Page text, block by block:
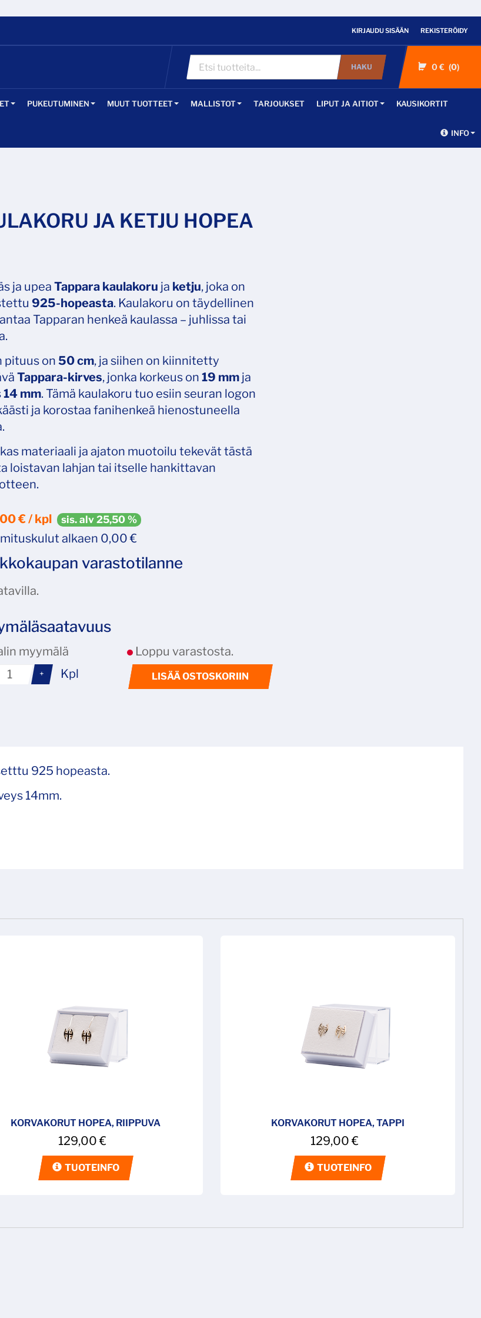
KIRJAUDU SISÄÄN REKISTERÖIDY
HAKU 0 € 0
PUKEUTUMINEN MUUT TUOTTEET MALLISTOT TARJOUKSET LIPUT JA AITIOT KAUSIKORTIT
INFO
JA KETJU HOPEA
ja upea Tappara kaulakoru ja ketju, joka on
925-hopeasta. Kaulakoru on täydellinen
Tapparan henkeä kaulassa – juhlissa tai
pituus on 50 cm, ja siihen on kiinnitetty
Tappara-kirves, jonka korkeus on 19 mm ja
14 mm. Tämä kaulakoru tuo esiin seuran logon
ja korostaa fanihenkeä hienostuneella
materiaali ja ajaton muotoilu tekevät tästä
loistavan lahjan tai itselle hankittavan
€ / kpl sis. alv 25,50 %
alkaen 0,00 €
varastotilanne
myymälä Loppu varastosta.
+ Kpl LISÄÄ OSTOSKORIIN
925 hopeasta.
14mm.
KORVAKORUT HOPEA, RIIPPUVA
129,00€
TUOTEINFO
KORVAKORUT HOPEA, TAPPI
129,00€
TUOTEINFO